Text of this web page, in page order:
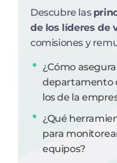
Descubre las
de los líderes de
comisiones y
¿Cómo
departamento
los de la
¿Qué
para
equipos?